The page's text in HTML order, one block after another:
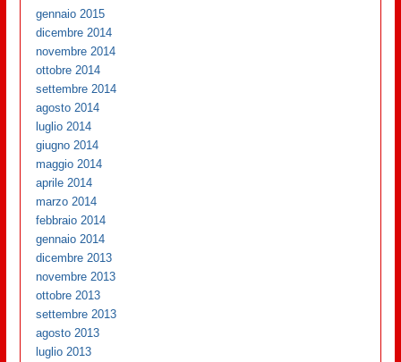
gennaio 2015
dicembre 2014
novembre 2014
ottobre 2014
settembre 2014
agosto 2014
luglio 2014
giugno 2014
maggio 2014
aprile 2014
marzo 2014
febbraio 2014
gennaio 2014
dicembre 2013
novembre 2013
ottobre 2013
settembre 2013
agosto 2013
luglio 2013